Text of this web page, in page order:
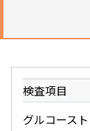
検査項目
グルコース